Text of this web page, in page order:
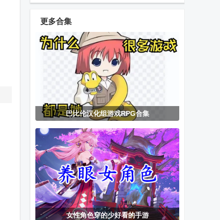
(Fan of Guns) 无限钻石
我的小花仙无
只有一个真相
游戏无限提示
版
狂暴战龙去广
月圆之夜月蚀
全职业吾爱修
改
奇趣电玩安卓
版
服无限金币免
费版
开心萌宠手游
创意汉堡物语
折相思内置菜
单
地铁跑酷熊出
没联动版本
勇士之门官方 无限弹球游戏 做一个汉堡游
更多合集
巴比伦汉化组游戏RPG合集
女性角色穿的少好看的手游